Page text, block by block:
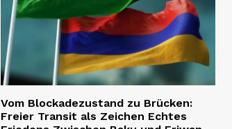
Vom Blockadezustand zu Brücken:
Freier Transit als Zeichen Echtes